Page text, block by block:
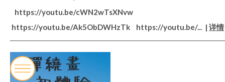
https://youtu.be/cWN2wTsXNvw
https://youtu.be/Ak5ObDWHzTk https://youtu.be/... | 详情